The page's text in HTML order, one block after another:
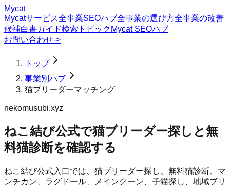
Mycat
Mycatサービス全事業SEOハブ全事業の選び方全事業の改善
候補白書ガイド検索トピック Mycat SEOハブ
お問い合わせ->
トップ
事業別ハブ
猫ブリーダーマッチング
nekomusubi.xyz
ねこ結び公式で猫ブリーダー探しと無
料猫診断を確認する
ねこ結び公式入口では、猫ブリーダー探し、無料猫診断、マ
ンチカン、ラグドール、メインクーン、子猫探し、地域ブリ